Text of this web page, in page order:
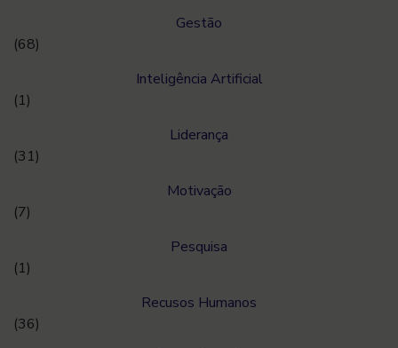
Gestão
(68)
Inteligência Artificial
(1)
Liderança
(31)
Motivação
(7)
Pesquisa
(1)
Recusos Humanos
(36)